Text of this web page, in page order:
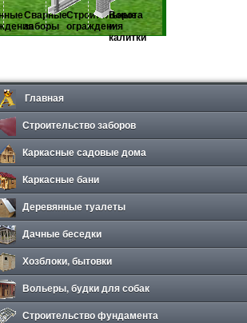
Сварные
заборы
Строительные
ограждения
Ворота
и
калитки
Главная
Строительство заборов
Каркасные садовые дома
Каркасные бани
Деревянные туалеты
Дачные беседки
Хозблоки, бытовки
Вольеры, будки для собак
Строительство фундамента